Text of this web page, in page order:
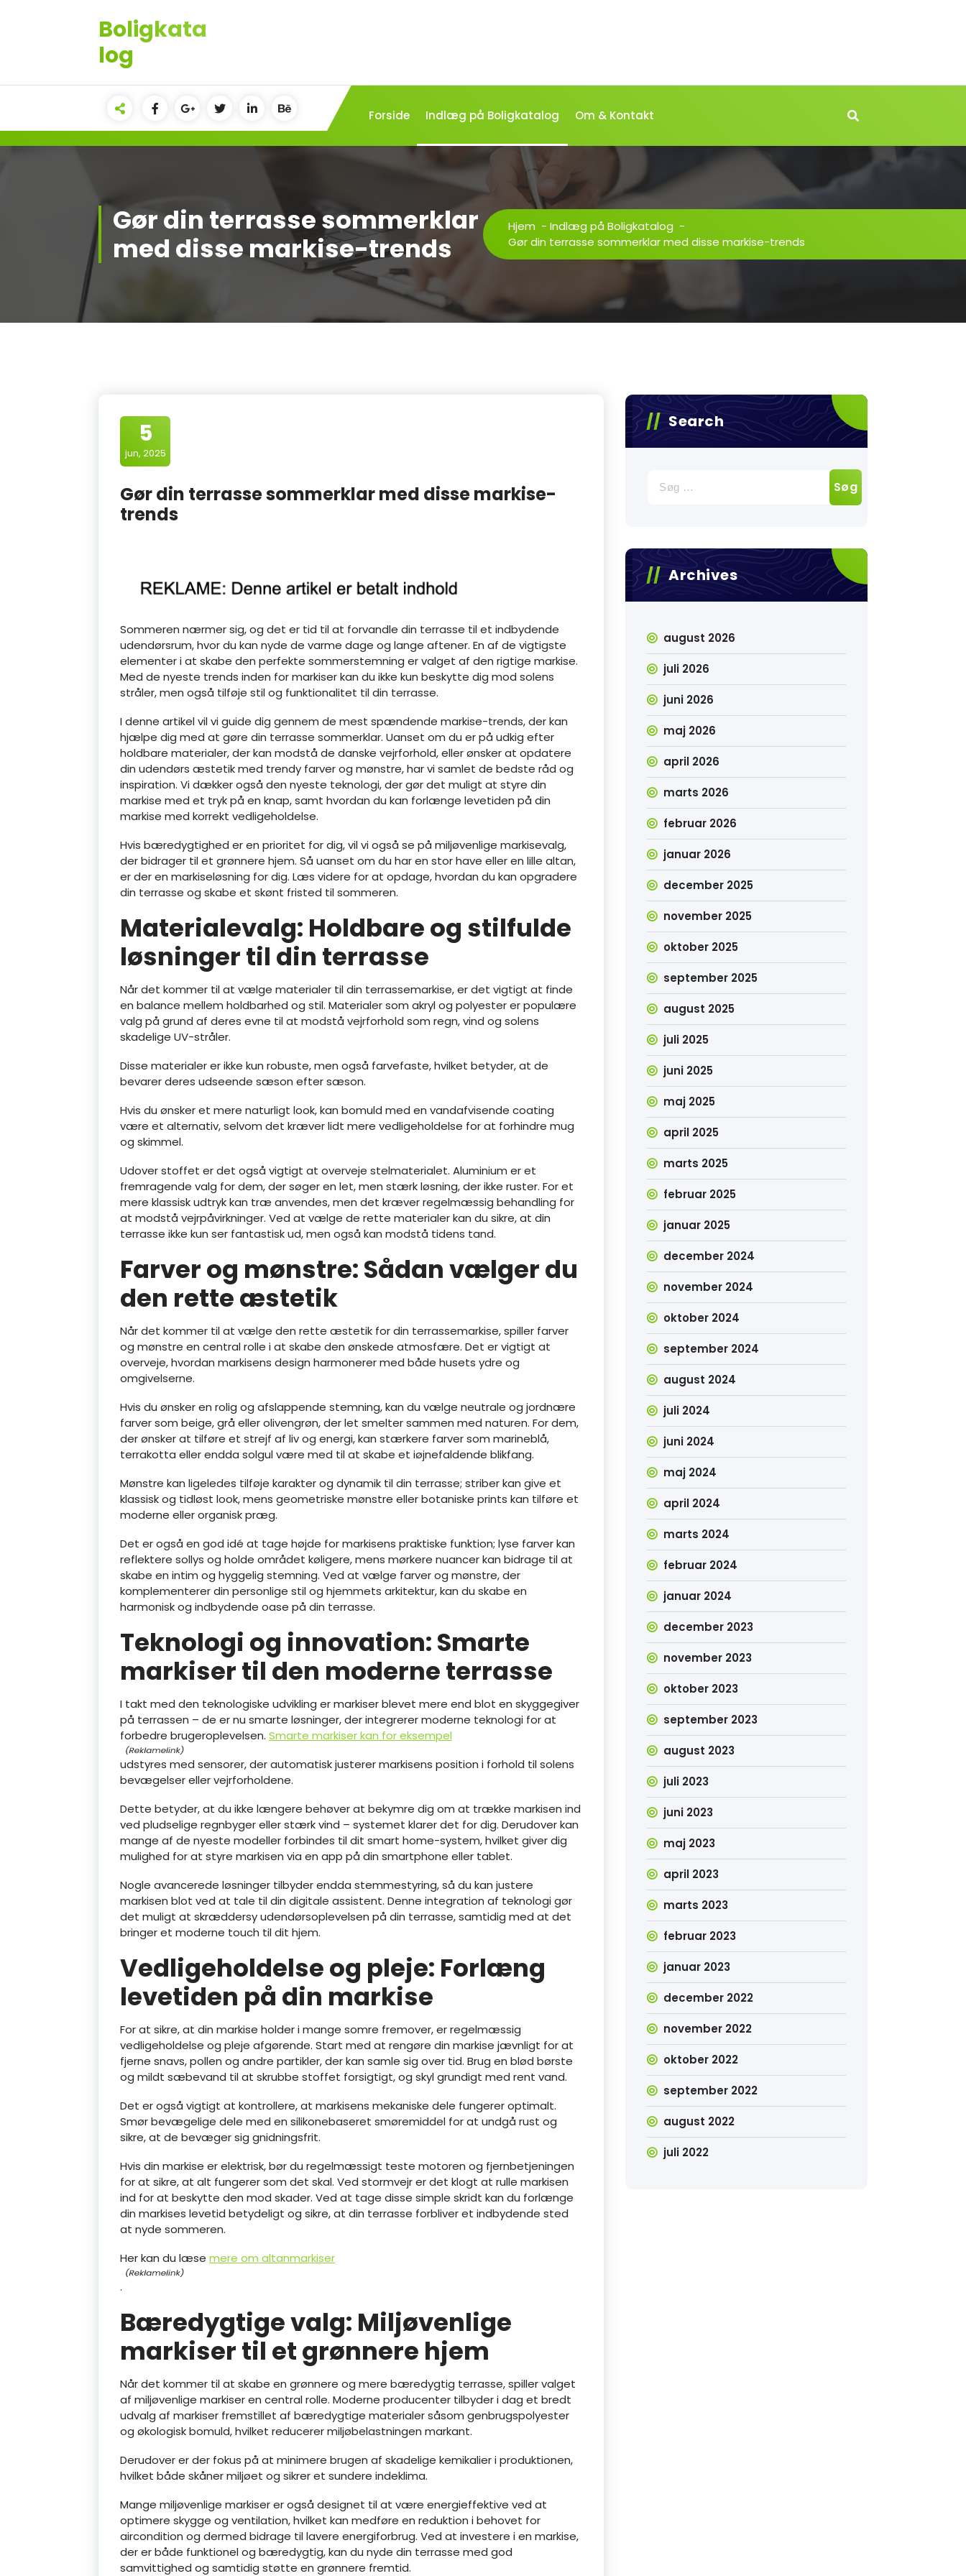
Boligkata
log
Forside Indlæg på Boligkatalog Om & Kontakt
Gør din terrasse sommerklar
med disse markise-trends
Hjem - Indlæg på Boligkatalog -
Gør din terrasse sommerklar med disse markise-trends
5
jun, 2025
Gør din terrasse sommerklar med disse markise-
trends
Sommeren nærmer sig, og det er tid til at forvandle din terrasse til et indbydende
udendørsrum, hvor du kan nyde de varme dage og lange aftener. En af de vigtigste
elementer i at skabe den perfekte sommerstemning er valget af den rigtige markise.
Med de nyeste trends inden for markiser kan du ikke kun beskytte dig mod solens
stråler, men også tilføje stil og funktionalitet til din terrasse.
I denne artikel vil vi guide dig gennem de mest spændende markise-trends, der kan
hjælpe dig med at gøre din terrasse sommerklar. Uanset om du er på udkig efter
holdbare materialer, der kan modstå de danske vejrforhold, eller ønsker at opdatere
din udendørs æstetik med trendy farver og mønstre, har vi samlet de bedste råd og
inspiration. Vi dækker også den nyeste teknologi, der gør det muligt at styre din
markise med et tryk på en knap, samt hvordan du kan forlænge levetiden på din
markise med korrekt vedligeholdelse.
Hvis bæredygtighed er en prioritet for dig, vil vi også se på miljøvenlige markisevalg,
der bidrager til et grønnere hjem. Så uanset om du har en stor have eller en lille altan,
er der en markiseløsning for dig. Læs videre for at opdage, hvordan du kan opgradere
din terrasse og skabe et skønt fristed til sommeren.
Materialevalg: Holdbare og stilfulde
løsninger til din terrasse
Når det kommer til at vælge materialer til din terrassemarkise, er det vigtigt at finde
en balance mellem holdbarhed og stil. Materialer som akryl og polyester er populære
valg på grund af deres evne til at modstå vejrforhold som regn, vind og solens
skadelige UV-stråler.
Disse materialer er ikke kun robuste, men også farvefaste, hvilket betyder, at de
bevarer deres udseende sæson efter sæson.
Hvis du ønsker et mere naturligt look, kan bomuld med en vandafvisende coating
være et alternativ, selvom det kræver lidt mere vedligeholdelse for at forhindre mug
og skimmel.
Udover stoffet er det også vigtigt at overveje stelmaterialet. Aluminium er et
fremragende valg for dem, der søger en let, men stærk løsning, der ikke ruster. For et
mere klassisk udtryk kan træ anvendes, men det kræver regelmæssig behandling for
at modstå vejrpåvirkninger. Ved at vælge de rette materialer kan du sikre, at din
terrasse ikke kun ser fantastisk ud, men også kan modstå tidens tand.
Farver og mønstre: Sådan vælger du
den rette æstetik
Når det kommer til at vælge den rette æstetik for din terrassemarkise, spiller farver
og mønstre en central rolle i at skabe den ønskede atmosfære. Det er vigtigt at
overveje, hvordan markisens design harmonerer med både husets ydre og
omgivelserne.
Hvis du ønsker en rolig og afslappende stemning, kan du vælge neutrale og jordnære
farver som beige, grå eller olivengrøn, der let smelter sammen med naturen. For dem,
der ønsker at tilføre et strejf af liv og energi, kan stærkere farver som marineblå,
terrakotta eller endda solgul være med til at skabe et iøjnefaldende blikfang.
Mønstre kan ligeledes tilføje karakter og dynamik til din terrasse; striber kan give et
klassisk og tidløst look, mens geometriske mønstre eller botaniske prints kan tilføre et
moderne eller organisk præg.
Det er også en god idé at tage højde for markisens praktiske funktion; lyse farver kan
reflektere sollys og holde området køligere, mens mørkere nuancer kan bidrage til at
skabe en intim og hyggelig stemning. Ved at vælge farver og mønstre, der
komplementerer din personlige stil og hjemmets arkitektur, kan du skabe en
harmonisk og indbydende oase på din terrasse.
Teknologi og innovation: Smarte
markiser til den moderne terrasse
I takt med den teknologiske udvikling er markiser blevet mere end blot en skyggegiver
på terrassen – de er nu smarte løsninger, der integrerer moderne teknologi for at
forbedre brugeroplevelsen. Smarte markiser kan for eksempel
udstyres med sensorer, der automatisk justerer markisens position i forhold til solens
bevægelser eller vejrforholdene.
Dette betyder, at du ikke længere behøver at bekymre dig om at trække markisen ind
ved pludselige regnbyger eller stærk vind – systemet klarer det for dig. Derudover kan
mange af de nyeste modeller forbindes til dit smart home-system, hvilket giver dig
mulighed for at styre markisen via en app på din smartphone eller tablet.
Nogle avancerede løsninger tilbyder endda stemmestyring, så du kan justere
markisen blot ved at tale til din digitale assistent. Denne integration af teknologi gør
det muligt at skræddersy udendørsoplevelsen på din terrasse, samtidig med at det
bringer et moderne touch til dit hjem.
Vedligeholdelse og pleje: Forlæng
levetiden på din markise
For at sikre, at din markise holder i mange somre fremover, er regelmæssig
vedligeholdelse og pleje afgørende. Start med at rengøre din markise jævnligt for at
fjerne snavs, pollen og andre partikler, der kan samle sig over tid. Brug en blød børste
og mildt sæbevand til at skrubbe stoffet forsigtigt, og skyl grundigt med rent vand.
Det er også vigtigt at kontrollere, at markisens mekaniske dele fungerer optimalt.
Smør bevægelige dele med en silikonebaseret smøremiddel for at undgå rust og
sikre, at de bevæger sig gnidningsfrit.
Hvis din markise er elektrisk, bør du regelmæssigt teste motoren og fjernbetjeningen
for at sikre, at alt fungerer som det skal. Ved stormvejr er det klogt at rulle markisen
ind for at beskytte den mod skader. Ved at tage disse simple skridt kan du forlænge
din markises levetid betydeligt og sikre, at din terrasse forbliver et indbydende sted
at nyde sommeren.
Her kan du læse mere om altanmarkiser
.
Bæredygtige valg: Miljøvenlige
markiser til et grønnere hjem
Når det kommer til at skabe en grønnere og mere bæredygtig terrasse, spiller valget
af miljøvenlige markiser en central rolle. Moderne producenter tilbyder i dag et bredt
udvalg af markiser fremstillet af bæredygtige materialer såsom genbrugspolyester
og økologisk bomuld, hvilket reducerer miljøbelastningen markant.
Derudover er der fokus på at minimere brugen af skadelige kemikalier i produktionen,
hvilket både skåner miljøet og sikrer et sundere indeklima.
Mange miljøvenlige markiser er også designet til at være energieffektive ved at
optimere skygge og ventilation, hvilket kan medføre en reduktion i behovet for
aircondition og dermed bidrage til lavere energiforbrug. Ved at investere i en markise,
der er både funktionel og bæredygtig, kan du nyde din terrasse med god
samvittighed og samtidig støtte en grønnere fremtid.
Search
efter:
Archives
august 2026
juli 2026
juni 2026
maj 2026
april 2026
marts 2026
februar 2026
januar 2026
december 2025
november 2025
oktober 2025
september 2025
august 2025
juli 2025
juni 2025
maj 2025
april 2025
marts 2025
februar 2025
januar 2025
december 2024
november 2024
oktober 2024
september 2024
august 2024
juli 2024
juni 2024
maj 2024
april 2024
marts 2024
februar 2024
januar 2024
december 2023
november 2023
oktober 2023
september 2023
august 2023
juli 2023
juni 2023
maj 2023
april 2023
marts 2023
februar 2023
januar 2023
december 2022
november 2022
oktober 2022
september 2022
august 2022
juli 2022